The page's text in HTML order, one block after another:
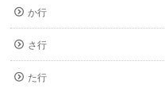
か行
さ行
た行